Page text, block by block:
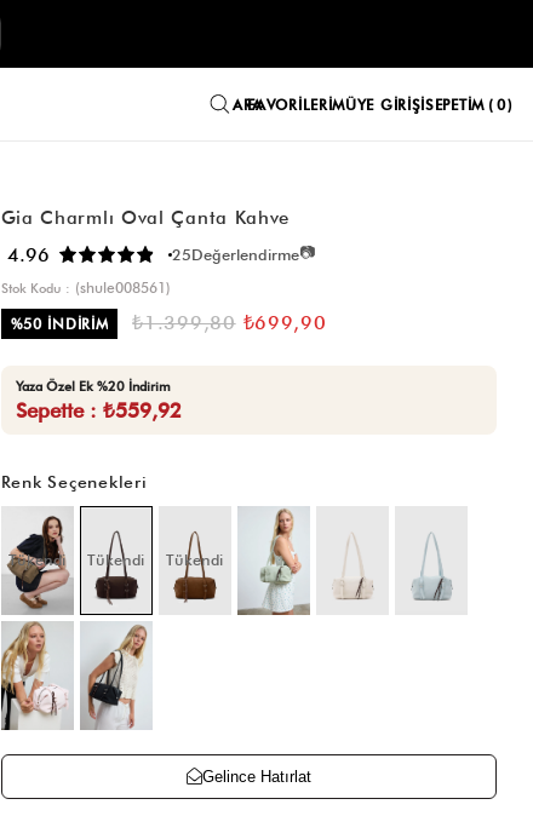
FAVORILERIMÜYE GIRIŞISEPETIM 0
Gia Charmlı Oval Çanta Kahve
4.96 25Değerlendirme📷
Stok Kodu
(shule008561)
%50İNDIRIM ₺1.399,80 ₺699,90
Yaza Özel Ek %20 İndirim
Sepette : ₺559,92
Renk Seçenekleri
Tükendi Tükendi Tükendi
Gelince Hatırlat